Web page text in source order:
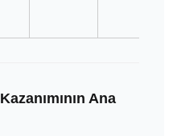
Ana